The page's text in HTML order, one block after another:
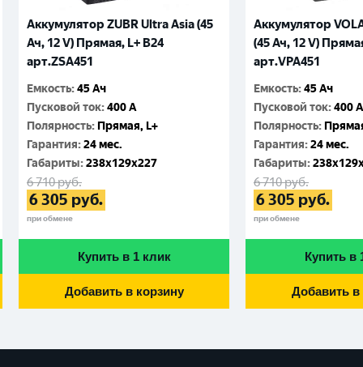
Аккумулятор ZUBR Ultra Asia (45
Ач, 12 V) Прямая, L+ B24
арт.ZSA451
Емкость:45 Ач
Пусковой ток:400 A
Полярность: Прямая, L+
Гарантия:24 мес.
Габариты:238x129x227
6 710руб.
6 305 руб.
при обмене
Купить в 1 клик
Добавить в корзину
Аккумулятор
(45 Ач, 12 V)
арт.VPA451
Емкость:45 Ач
Пусковой ток:400 A
Полярность:
Гарантия:24 мес.
Габариты:
6 710руб.
6 305 руб.
при обмене
Купить в
Добавить в